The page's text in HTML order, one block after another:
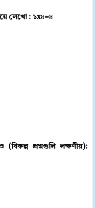
লেখো : ১x৪=৪
(বিকল্প প্রশ্নগুলি লক্ষণীয়):